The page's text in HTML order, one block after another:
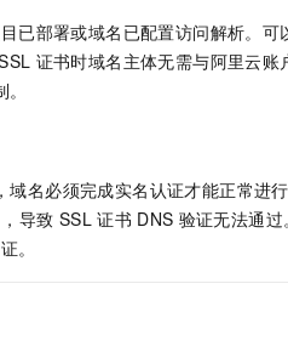
已部署或域名已配置访问解析。
证书时域名主体无需与阿里云
域名必须完成实名认证才能正常进行
导致 SSL 证书 DNS 验证无法通
。
在企业官网、通讯软件中为客户提供 AI 客服